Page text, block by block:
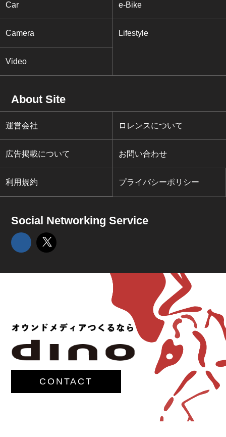
Car e-Bike
Camera Lifestyle
Video
About Site
運営会社 ロレンスについて
広告掲載について お問い合わせ
利用規約 プライバシーポリシー
Social Networking Service
CONTACT